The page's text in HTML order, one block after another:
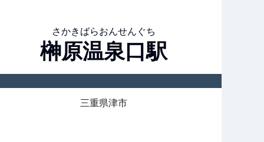
さかきばらおんせんぐち
榊原温泉口駅
三重県津市